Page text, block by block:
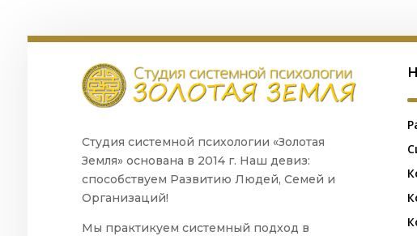
Студия системной психологии «Золотая
Земля» основана в 2014 г. Наш девиз:
способствуем Развитию Людей, Семей и
Организаций!
Мы практикуем системный подход в